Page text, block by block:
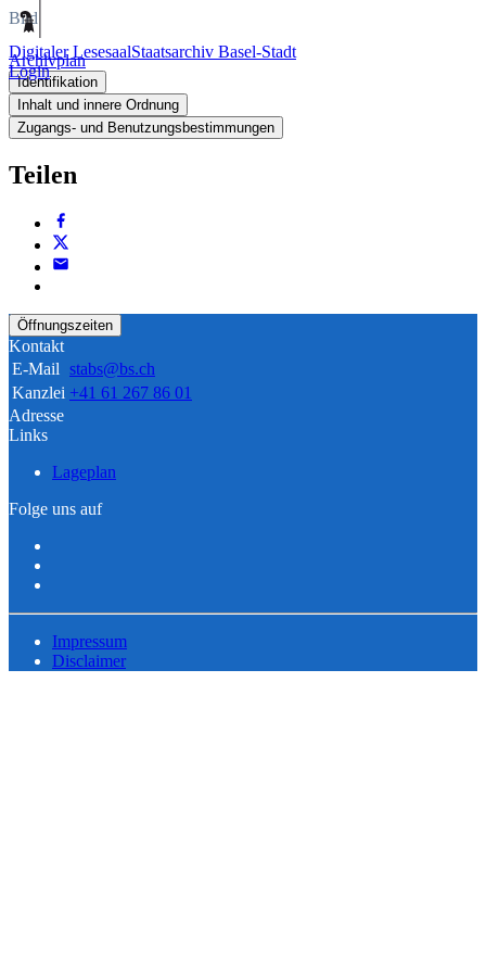
Digitaler LesesaalStaatsarchiv Basel-Stadt
Login
Bild
Archivplan
Identifikation
Inhalt und innere Ordnung
Zugangs- und Benutzungsbestimmungen
Teilen
Öffnungszeiten
Kontakt
E-Mail stabs@bs.ch
Kanzlei +41 61 267 86 01
Adresse
Links
Lageplan
Folge uns auf
Impressum
Disclaimer